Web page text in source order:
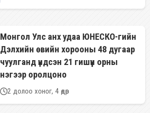
Монгол Улс анх удаа ЮНЕСКО-гийн
Дэлхийн өвийн хорооны 48 дугаар
чуулганд үндсэн 21 гишүүн орны
нэгээр оролцоно
2 долоо хоног, 4 өдөр